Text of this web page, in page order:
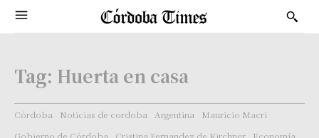
Tag: Huerta en casa
Córdoba Noticias de cordoba Argentina
Mauricio Macri
Gobierno de Córdoba
Cristina Fernandez de Kirchner
Economía